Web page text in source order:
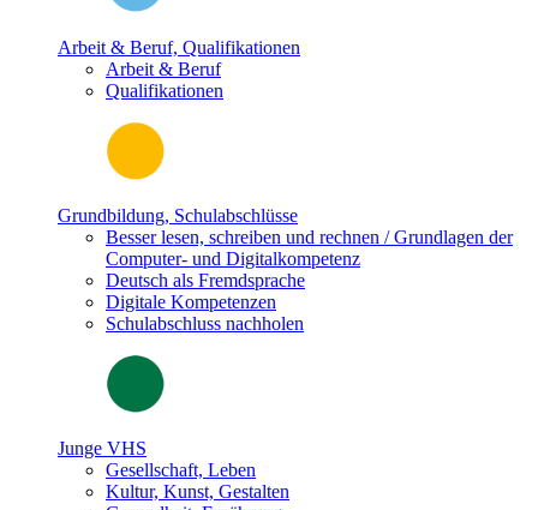
Arbeit & Beruf, Qualifikationen
Arbeit & Beruf
Qualifikationen
Grundbildung, Schulabschlüsse
Besser lesen, schreiben und rechnen / Grundlagen der
Computer- und Digitalkompetenz
Deutsch als Fremdsprache
Digitale Kompetenzen
Schulabschluss nachholen
Junge VHS
Gesellschaft, Leben
Kultur, Kunst, Gestalten